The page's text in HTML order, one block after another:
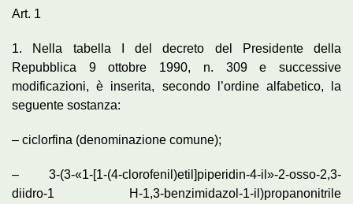
Art. 1
1. Nella tabella I del decreto del Presidente della
Repubblica 9 ottobre 1990, n. 309 e successive
modificazioni, è inserita, secondo l’ordine alfabetico, la
seguente sostanza:
– ciclorfina (denominazione comune);
– 3-(3-«1-[1-(4-clorofenil)etil]piperidin-4-il»-2-osso-2,3-
diidro-1 H-1,3-benzimidazol-1-il)propanonitrile